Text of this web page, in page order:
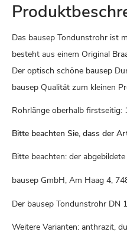
Das bausep Tondunstrohr ist
besteht aus einem Original
Der optisch schöne bausep
bausep Qualität zum kleinen
Rohrlänge oberhalb firstseitig:
Bitte beachten Sie, dass der
Bitte beachten: der
bausep GmbH, Am Haag 4,
Der bausep Tondunstrohr DN
Weitere Varianten: anthrazit,